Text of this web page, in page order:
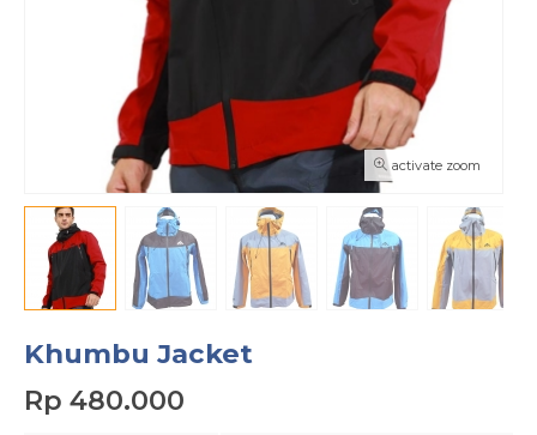
activate zoom
Khumbu Jacket
Rp 480.000